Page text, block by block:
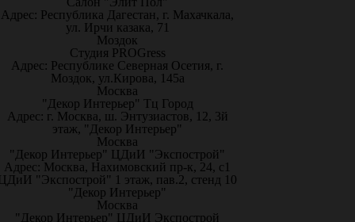
Адрес: Республика Дагестан, г. Махачкала,
ул. Ирчи казака, 71
Моздок
Студия PROGress
Адрес: Республике Северная Осетия, г.
Моздок, ул.Кирова, 145а
Москва
"Декор Интерьер" Тц Город
Адрес: г. Москва, ш. Энтузиастов, 12, 3й
этаж, "Декор Интерьер"
Москва
"Декор Интерьер" ЦДиИ "Экспострой"
Адрес: Москва, Нахимовский пр-к, 24, с1
"Экспострой" 1 этаж, пав.2, стенд 10
"Декор Интерьер"
Москва
"Декор Интерьер" ЦДиИ Экспострой